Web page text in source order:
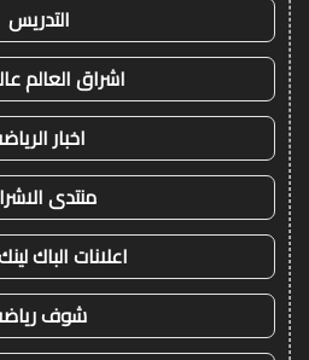
التدريس
اشراق العالم
اخبار
منتدى
اعلانات الباك لينك
شوف